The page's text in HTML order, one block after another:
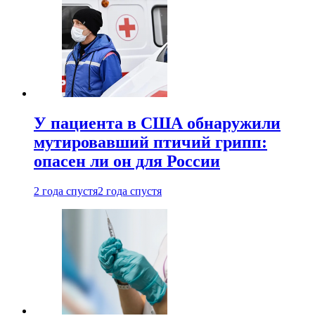
У пациента в США обнаружили
мутировавший птичий грипп:
опасен ли он для России
2 года спустя2 года спустя